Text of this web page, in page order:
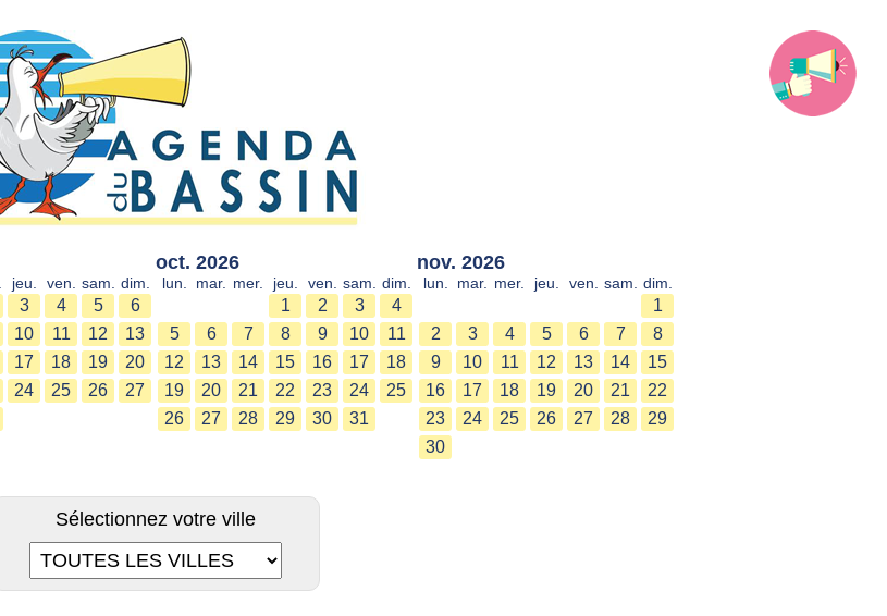
jeu. ven. sam. dim.
3 4 5
6
10 11 12
13
17 18 19
20
24 25 26
27
oct. 2026
lun. mar. mer. jeu. ven. sam. dim.
1 2 3
4
5
6 7 8 9 10
11
12
13 14 15 16 17
18
19
20 21 22 23 24
25
26
27 28 29 30 31
nov. 2026
lun. mar. mer. jeu. ven. sam. dim.
1
2
3 4 5 6 7
8
9
10 11 12 13 14
15
16
17 18 19 20 21
22
23
24 25 26 27 28
29
30
Sélectionnez votre ville